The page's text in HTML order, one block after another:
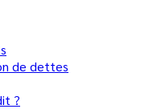
de dettes
?
avec vous